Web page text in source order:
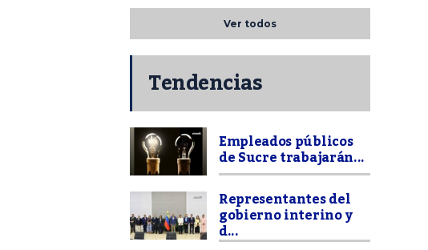
Ver todos
Tendencias
Empleados públicos
de Sucre trabajarán...
Representantes del
gobierno interino y
d...